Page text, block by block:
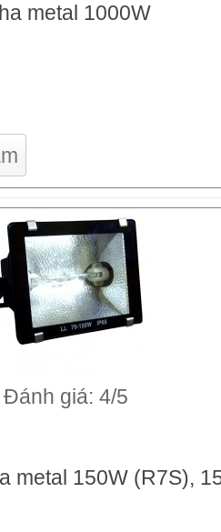
metal 1000W
Đánh giá: 4/5
metal 150W (R7S),